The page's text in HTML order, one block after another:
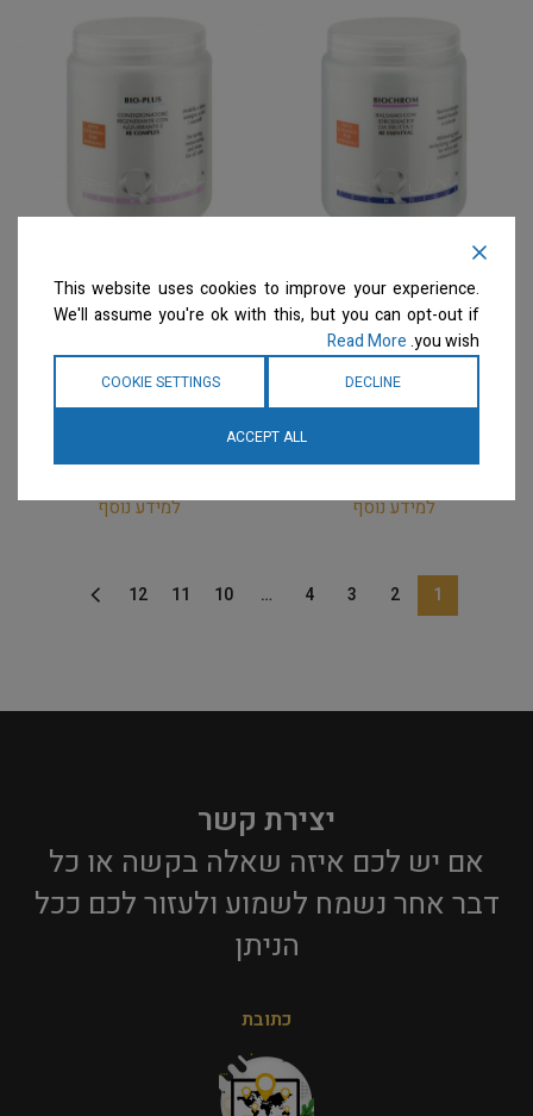
מחייה לפרוות לבנות
וצבעוניות Biochrom –
Balsamo Re Exentyal –
Whitening and
המחיר ייחשף רק לבעלי
למידע נוסף
להזנה לעיצוב, בניה מחדש
וברק Bio-Plus –
Complex – For Styling,
המחיר ייחשף רק לבעלי
למידע נוסף
1
2
3
4
…
10
11
12
יצירת קשר
אם יש לכם איזה שאלה בקשה או כל
דבר אחר נשמח לשמוע ולעזור לכם ככל
הניתן​
כתובת
This website uses cookies to improve your experience.
We'll assume you're ok with this, but you can opt-out if
you wish.
Read More
DECLINE
COOKIE SETTINGS
ACCEPT ALL